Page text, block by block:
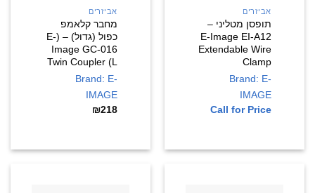
אביזרים
תופסן מטליני –
E-Image EI-A12
Extendable Wire
Clamp
Brand: E-
IMAGE
Call for Price
אביזרים
מחבר קלאמפ
כפול (גדול) – (E-
Image GC-016
Twin Coupler (L
Brand: E-
IMAGE
₪218